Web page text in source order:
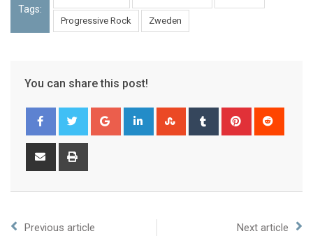
Tags:
Progressive Rock Zweden
You can share this post!
Previous article Next article